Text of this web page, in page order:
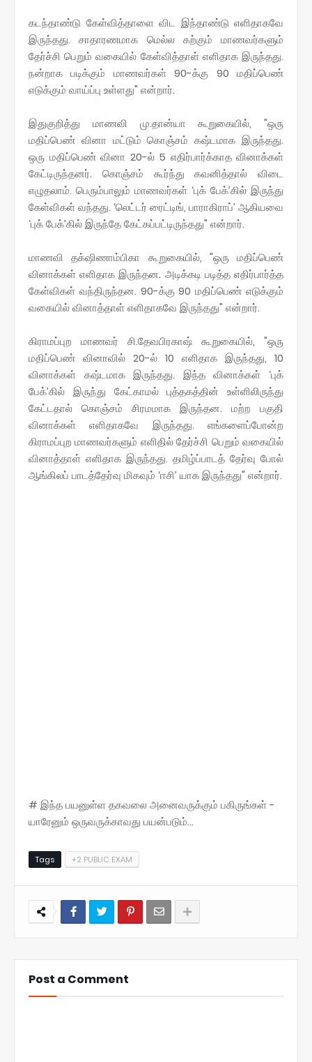
கடந்தாண்டு கேள்வித்தாளை விட இந்தாண்டு எளிதாகவே
இருந்தது. சாதாரணமாக மெல்ல கற்கும் மாணவர்களும்
தேர்ச்சி பெறும் வகையில் கேள்வித்தாள் எளிதாக இருந்தது.
நன்றாக படிக்கும் மாணவர்கள் 90-க்கு 90 மதிப்பெண்
எடுக்கும் வாய்ப்பு உள்ளது" என்றார்.
இதுகுறித்து மாணவி மு.தான்யா கூறுகையில், "ஒரு
மதிப்பெண் வினா மட்டும் கொஞ்சம் கஷ்டமாக இருந்தது.
ஒரு மதிப்பெண் வினா 20-ல் 5 எதிர்பார்க்காத வினாக்கள்
கேட்டிருந்தனர். கொஞ்சம் கூர்ந்து கவனித்தால் விடை
எழுதலாம். பெரும்பாலும் மாணவர்கள் ‘புக் பேக்’கில் இருந்து
கேள்விகள் வந்தது. ‘லெட்டர் ரைட்டிங், பாராகிராப்’ ஆகியவை
‘புக் பேக்’கில் இருந்தே கேட்கப்பட்டிருந்தது" என்றார்.
மாணவி தக்‌ஷிணாம்பிகா கூறுகையில், "ஒரு மதிப்பெண்
வினாக்கள் எளிதாக இருந்தன. அடிக்கடி படித்த எதிர்பார்த்த
கேள்விகள் வந்திருந்தன. 90-க்கு 90 மதிப்பெண் எடுக்கும்
வகையில் வினாத்தாள் எளிதாகவே இருந்தது" என்றார்.
கிராமப்புற மாணவர் சி.தேவபிரகாஷ் கூறுகையில், "ஒரு
மதிப்பெண் வினாவில் 20-ல் 10 எளிதாக இருந்தது, 10
வினாக்கள் கஷ்டமாக இருந்தது. இந்த வினாக்கள் ‘புக்
பேக்’கில் இருந்து கேட்காமல் புத்தகத்தின் உள்ளிலிருந்து
கேட்டதால் கொஞ்சம் சிரமமாக இருந்தன. மற்ற பகுதி
வினாக்கள் எளிதாகவே இருந்தது. எங்களைப்போன்ற
கிராமப்புற மாணவர்களும் எளிதில் தேர்ச்சி பெறும் வகையில்
வினாத்தாள் எளிதாக இருந்தது. தமிழ்ப்பாடத் தேர்வு போல்
ஆங்கிலப் பாடத்தேர்வு மிகவும் ‘ஈசி’ யாக இருந்தது" என்றார்.
# இந்த பயனுள்ள தகவலை அனைவருக்கும் பகிருங்கள் -
யாரேனும் ஒருவருக்காவது பயன்படும்...
Tags +2 PUBLIC EXAM
Post a Comment